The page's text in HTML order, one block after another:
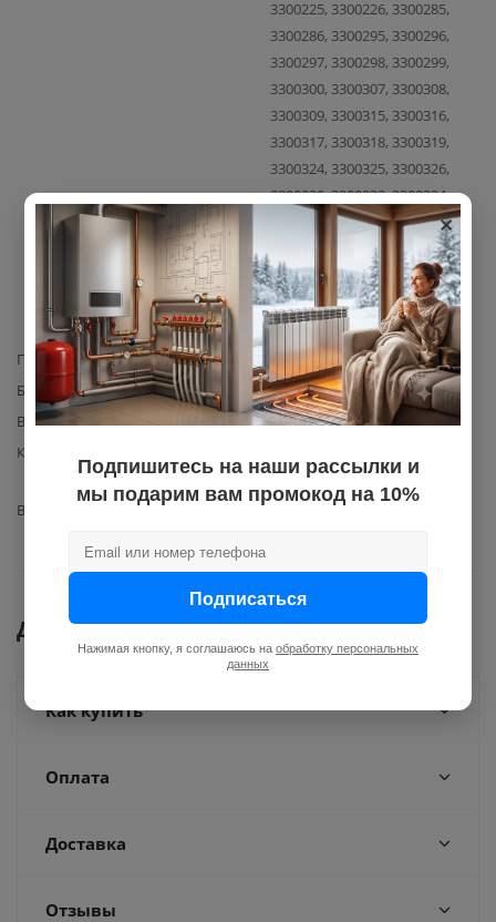
3300225, 3300226, 3300285,
3300286, 3300295, 3300296,
3300297, 3300298, 3300299,
3300300, 3300307, 3300308,
3300309, 3300315, 3300316,
3300317, 3300318, 3300319,
3300324, 3300325, 3300326,
3300330, 3300332, 3300334,
3300411, 3300413, 3300419,
3300438, 3300439, 3300441,
3300442, 3300443, 3300446,
3300447, 3300448, 3300451,
3300452, 3300453, 3300457
Производитель
Ariston
Базовая единица
шт
Вес с упаковкой
0,05
Комплектация
(артикул 65104286) – 1 шт.
Вид запчасти
Документы
Как купить
Оплата
Доставка
Отзывы
×
Подпишитесь на наши рассылки и
мы подарим вам промокод на 10%
Подписаться
Нажимая кнопку, я соглашаюсь на обработку персональных
данных